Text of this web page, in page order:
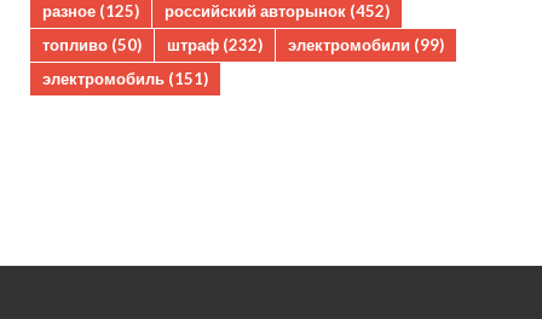
разное (125) российский авторынок (452)
топливо (50) штраф (232) электромобили (99)
электромобиль (151)